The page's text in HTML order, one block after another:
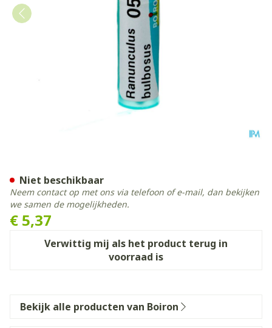
€ 5,37
Verwittig mij als het product terug in
voorraad is
Niet beschikbaar
Neem contact op met ons via telefoon of e-mail, dan bekijken
we samen de mogelijkheden.
Bekijk alle producten van Boiron